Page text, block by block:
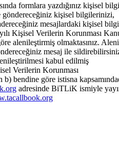
formlara yazdığınız kişisel
göndereceğiniz kişisel bilgilerinizi,
mesajlardaki kişisel
Kişisel Verilerin Korunması
alenileştirmiş olmaktasınız.
mesaj ile
kabul edilmiş
Verilerin Korunması
bendine göre istisna
adresinde BiTLiK ismiyle